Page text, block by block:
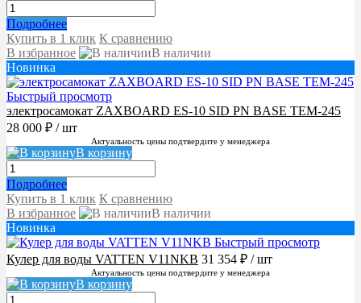
Подробнее
Купить в 1 клик К сравнению
В избранное
В наличии
Новинка
Быстрый просмотр
электросамокат ZAXBOARD ES-10 SID PN BASE TEM-245
28 000 ₽ / шт
Актуальность цены подтвердите у менеджера
В корзину
Подробнее
Купить в 1 клик К сравнению
В избранное
В наличии
Новинка
Быстрый просмотр
Кулер для воды VATTEN V11NKB 31 354 ₽ / шт
Актуальность цены подтвердите у менеджера
В корзину